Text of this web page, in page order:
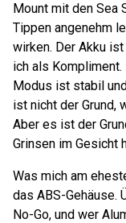
Mount mit den Sea
Tippen angenehm
wirken. Der Akku
ich als
Modus ist stabil
ist nicht der Grund,
Aber es ist der
Grinsen im Gesicht
Was mich am
das ABS-Gehäuse.
No-Go, und wer